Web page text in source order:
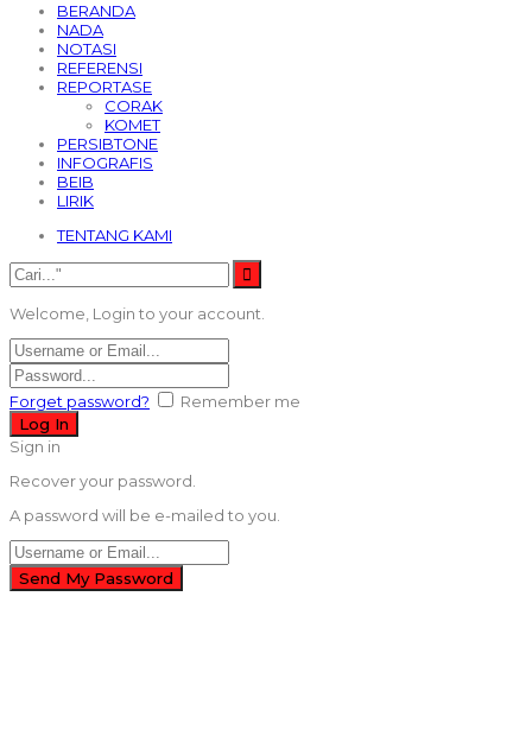
BERANDA
NADA
NOTASI
REFERENSI
REPORTASE
CORAK
KOMET
PERSIBTONE
INFOGRAFIS
BEIB
LIRIK
TENTANG KAMI
Welcome, Login to your account.
Forget password? Remember me
Sign in
Recover your password.
A password will be e-mailed to you.